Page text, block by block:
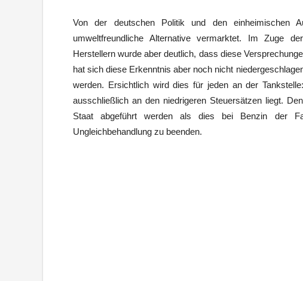
Von der deutschen Politik und den einheimischen
umweltfreundliche Alternative vermarktet. Im Zuge
Herstellern wurde aber deutlich, dass diese
hat sich diese Erkenntnis aber noch nicht
werden. Ersichtlich wird dies für jeden an der
ausschließlich an den niedrigeren Steuersätzen liegt.
Staat abgeführt werden als dies bei Benzin der
Ungleichbehandlung zu beenden.